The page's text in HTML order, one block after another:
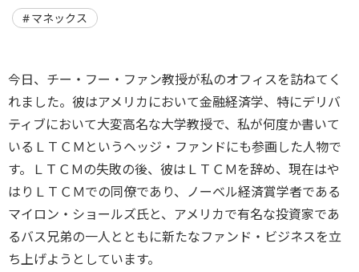
マネックス
今日、チー・フー・ファン教授が私のオフィスを訪ねてく
れました。彼はアメリカにおいて金融経済学、特にデリバ
ティブにおいて大変高名な大学教授で、私が何度か書いて
いるＬＴＣＭというヘッジ・ファンドにも参画した人物で
す。ＬＴＣＭの失敗の後、彼はＬＴＣＭを辞め、現在はや
はりＬＴＣＭでの同僚であり、ノーベル経済賞学者である
マイロン・ショールズ氏と、アメリカで有名な投資家であ
るバス兄弟の一人とともに新たなファンド・ビジネスを立
ち上げようとしています。